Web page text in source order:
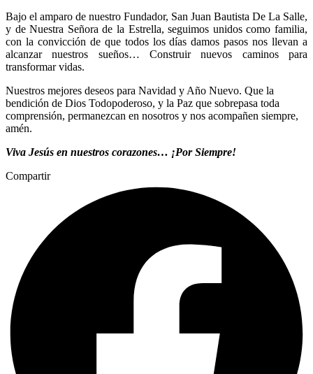
Bajo el amparo de nuestro Fundador, San Juan Bautista De La Salle,
y de Nuestra Señora de la Estrella, seguimos unidos como familia,
con la convicción de que todos los días damos pasos nos llevan a
alcanzar nuestros sueños… Construir nuevos caminos para
transformar vidas.
Nuestros mejores deseos para Navidad y Año Nuevo. Que la
bendición de Dios Todopoderoso, y la Paz que sobrepasa toda
comprensión, permanezcan en nosotros y nos acompañen siempre,
amén.
Viva Jesús en nuestros corazones… ¡Por Siempre!
Compartir